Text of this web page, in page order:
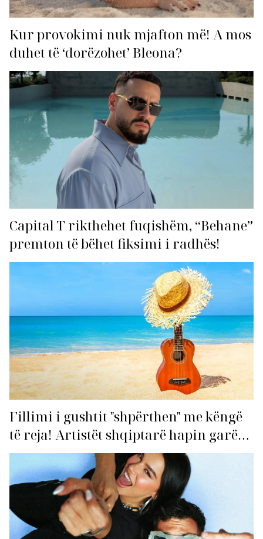
Kur provokimi nuk mjafton më! A mos
duhet të ‘dorëzohet’ Bleona?
Capital T rikthehet fuqishëm, “Behane”
premton të bëhet fiksimi i radhës!
Fillimi i gushtit "shpërthen" me këngë
të reja! Artistët shqiptarë hapin garën
për hitin e verës!